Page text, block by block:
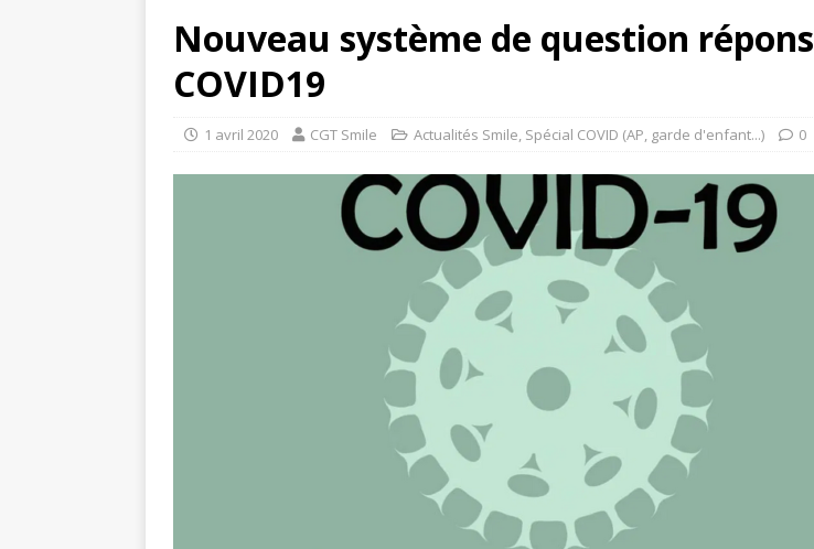
Nouveau système de question
COVID19
1 avril 2020 CGT Smile Actualités Smile, Spécial COVID (AP, garde d'enfant...) 0